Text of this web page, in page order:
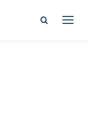
Zoeken: